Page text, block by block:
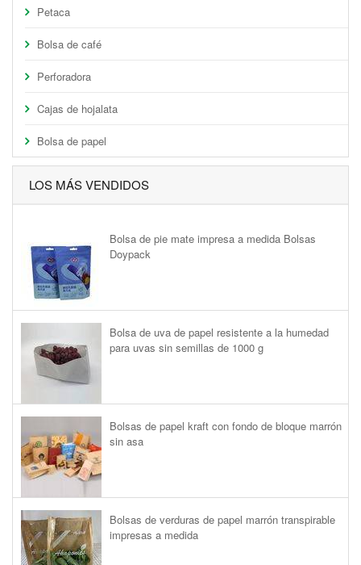
Petaca
Bolsa de café
Perforadora
Cajas de hojalata
Bolsa de papel
LOS MÁS VENDIDOS
Bolsa de pie mate impresa a medida Bolsas
Doypack
Bolsa de uva de papel resistente a la humedad
para uvas sin semillas de 1000 g
Bolsas de papel kraft con fondo de bloque marrón
sin asa
Bolsas de verduras de papel marrón transpirable
impresas a medida